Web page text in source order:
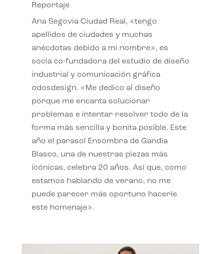
Reportaje
Ana Segovia Ciudad Real, «tengo
apellidos de ciudades y muchas
anécdotas debido a mi nombre», es
socia co-fundadora del estudio de diseño
industrial y comunicación gráfica
odosdesign. «Me dedico al diseño
porque me encanta solucionar
problemas e intentar resolver todo de la
forma más sencilla y bonita posible. Este
año el parasol Ensombra de Gandia
Blasco, una de nuestras piezas más
icónicas, celebra 20 años. Así que, como
estamos hablando de verano, no me
puede parecer más oportuno hacerle
este homenaje».